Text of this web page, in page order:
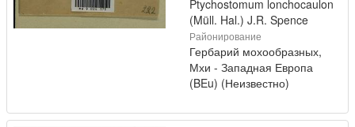
Ptychostomum lonchocaulon
(Müll. Hal.) J.R. Spence
Районирование
Гербарий мохообразных,
Мхи - Западная Европа
(BEu) (Неизвестно)